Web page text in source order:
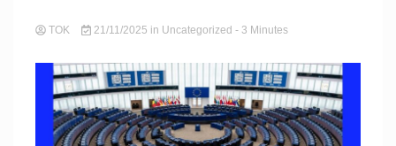
TOK 21/11/2025 in Uncategorized - 3 Minutes